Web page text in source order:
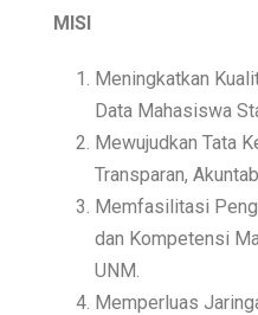
MISI
Meningkatkan
Data Mahasiswa
Mewujudkan Tata
Transparan,
Memfasilitasi
dan Kompetensi
UNM.
Memperluas